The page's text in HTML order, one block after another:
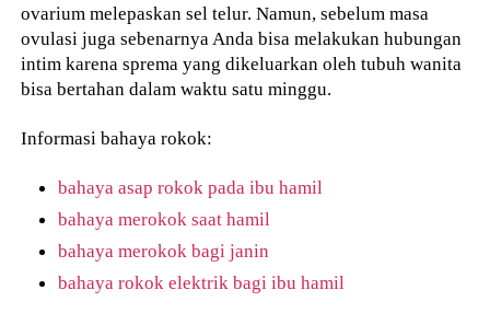
ovarium melepaskan sel telur. Namun, sebelum masa
ovulasi juga sebenarnya Anda bisa melakukan hubungan
intim karena sprema yang dikeluarkan oleh tubuh wanita
bisa bertahan dalam waktu satu minggu.
Informasi bahaya rokok:
bahaya asap rokok pada ibu hamil
bahaya merokok saat hamil
bahaya merokok bagi janin
bahaya rokok elektrik bagi ibu hamil